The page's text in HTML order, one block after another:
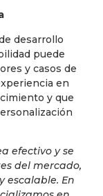
desarrollo
puede
y casos de
en
y que
efectivo y se
del mercado,
escalable. En